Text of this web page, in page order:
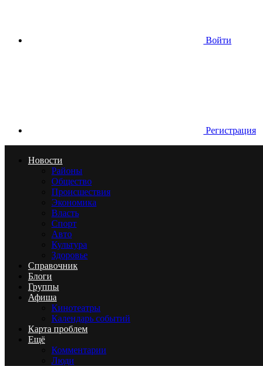
Войти
Регистрация
Новости
Районы
Общество
Происшествия
Экономика
Власть
Спорт
Авто
Культура
Здоровье
Справочник
Блоги
Группы
Афиша
Кинотеатры
Календарь событий
Карта проблем
Ещё
Комментарии
Люди